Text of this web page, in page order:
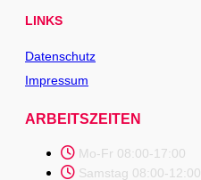
LINKS
Datenschutz
Impressum
ARBEITSZEITEN
Mo-Fr 08:00-17:00
Samstag 08:00-12:00